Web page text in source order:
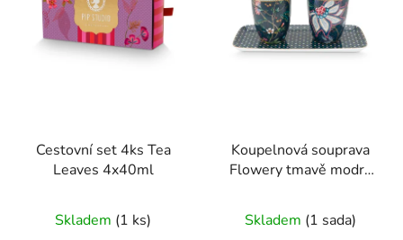
Cestovní set 4ks Tea
Leaves 4x40ml
Skladem (1 ks)
Koupelnová souprava
Flowery tmavě modrá
hodnocení
Skladem (1 sada)